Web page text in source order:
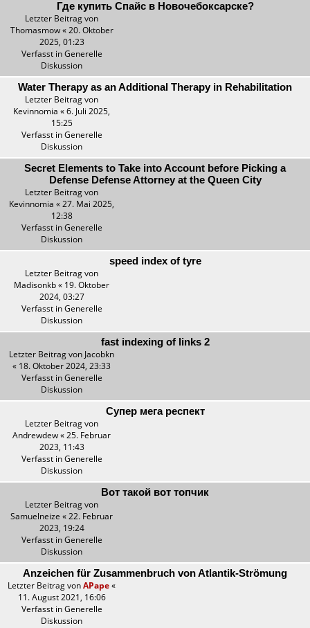
Где купить Спайс в Новочебоксарске?
Letzter Beitrag von
Thomasmow«20. Oktober
2025, 01:23
Verfasst inGenerelle
Diskussion
Water Therapy as an Additional Therapy in Rehabilitation
Letzter Beitrag von
Kevinnomia «6. Juli 2025,
15:25
Verfasst inGenerelle
Diskussion
Secret Elements to Take into Account before Picking a
Defense Defense Attorney at the Queen City
Letzter Beitrag von
Kevinnomia «27. Mai 2025,
12:38
Verfasst inGenerelle
Diskussion
speed index of tyre
Letzter Beitrag von
Madisonkb« 19. Oktober
2024, 03:27
Verfasst inGenerelle
Diskussion
fast indexing of links 2
Letzter Beitrag von Jacobkn
« 18. Oktober 2024, 23:33
Verfasst inGenerelle
Diskussion
Супер мега респект
Letzter Beitrag von
Andrewdew«25. Februar
2023, 11:43
Verfasst inGenerelle
Diskussion
Вот такой вот топчик
Letzter Beitrag von
Samuelneize «22. Februar
2023, 19:24
Verfasst inGenerelle
Diskussion
Anzeichen für Zusammenbruch von Atlantik-Strömung
Letzter Beitrag vonAPape«
11. August 2021, 16:06
Verfasst inGenerelle
Diskussion